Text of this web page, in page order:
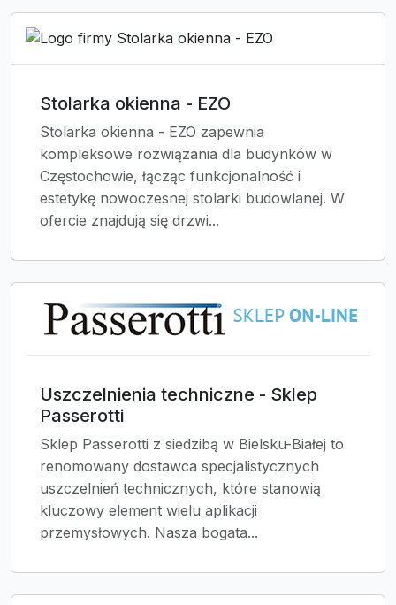
Stolarka okienna - EZO
Stolarka okienna - EZO zapewnia
kompleksowe rozwiązania dla budynków w
Częstochowie, łącząc funkcjonalność i
estetykę nowoczesnej stolarki budowlanej. W
ofercie znajdują się drzwi...
Uszczelnienia techniczne - Sklep
Passerotti
Sklep Passerotti z siedzibą w Bielsku-Białej to
renomowany dostawca specjalistycznych
uszczelnień technicznych, które stanowią
kluczowy element wielu aplikacji
przemysłowych. Nasza bogata...